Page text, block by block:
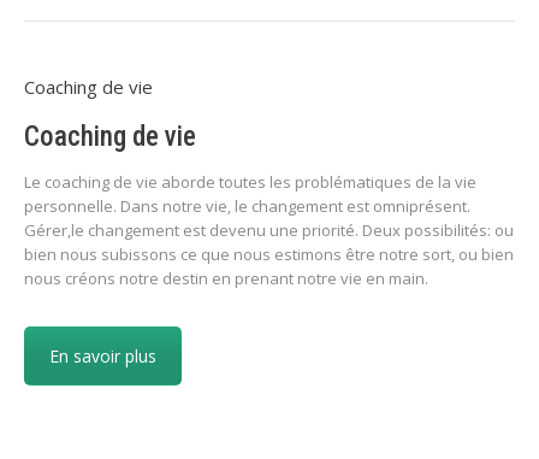
Coaching de vie
Coaching de vie
Le coaching de vie aborde toutes les problématiques de la vie
personnelle. Dans notre vie, le changement est omniprésent.
Gérer,le changement est devenu une priorité. Deux possibilités: ou
bien nous subissons ce que nous estimons être notre sort, ou bien
nous créons notre destin en prenant notre vie en main.
En savoir plus